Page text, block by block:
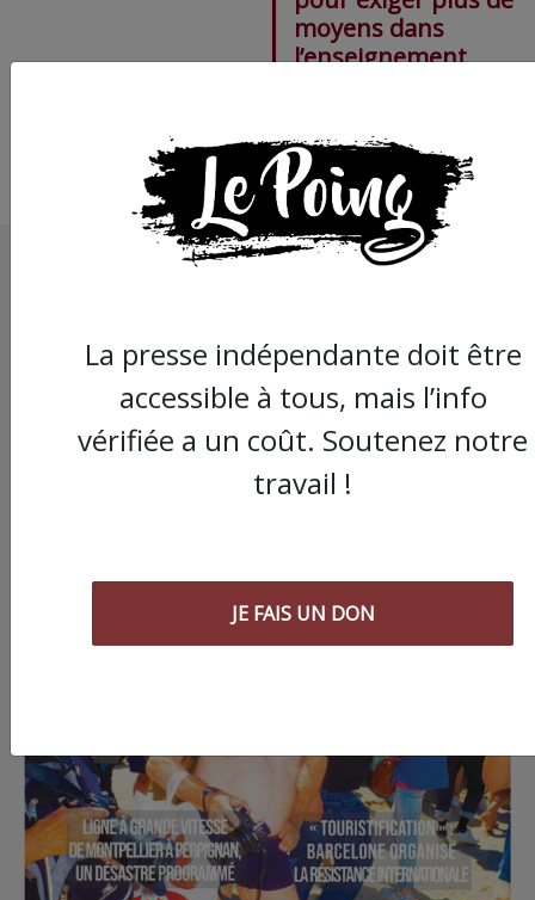
moyens dans
l’enseignement
La presse indépendante doit être
accessible à tous, mais l’info
vérifiée a un coût. Soutenez notre
travail !
JE FAIS UN DON